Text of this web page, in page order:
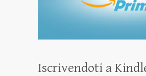
Iscrivendoti a